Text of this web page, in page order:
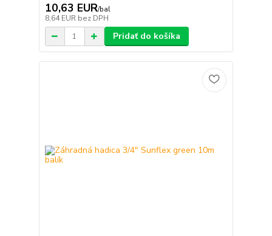
10,63 EUR/bal
8,64 EUR bez DPH
Pridať do košíka